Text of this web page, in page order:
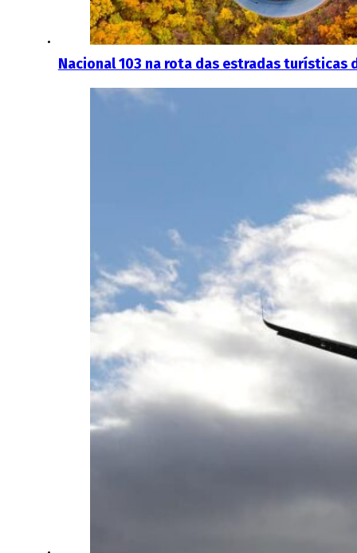
Nacional 103 na rota das estradas turísticas